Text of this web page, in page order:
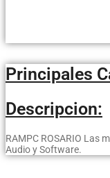
Principales
Descripcion:
RAMPC ROSARIO Las
Audio y Software.